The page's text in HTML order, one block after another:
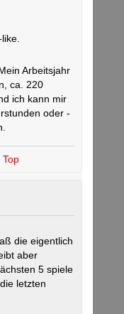
Arbeitsjahr
ca. 220
ich kann mir
oder -
Top
die eigentlich
aber
5 spiele
letzten